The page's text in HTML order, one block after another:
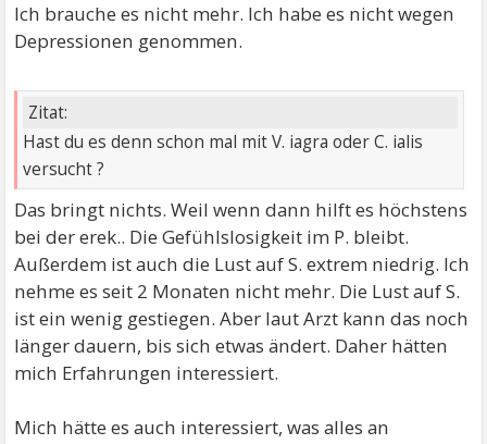
Ich brauche es nicht mehr. Ich habe es nicht wegen
Depressionen genommen.
Zitat:
Hast du es denn schon mal mit V. iagra oder C. ialis
versucht ?
Das bringt nichts. Weil wenn dann hilft es höchstens
bei der erek.. Die Gefühlslosigkeit im P. bleibt.
Außerdem ist auch die Lust auf S. extrem niedrig. Ich
nehme es seit 2 Monaten nicht mehr. Die Lust auf S.
ist ein wenig gestiegen. Aber laut Arzt kann das noch
länger dauern, bis sich etwas ändert. Daher hätten
mich Erfahrungen interessiert.
Mich hätte es auch interessiert, was alles an